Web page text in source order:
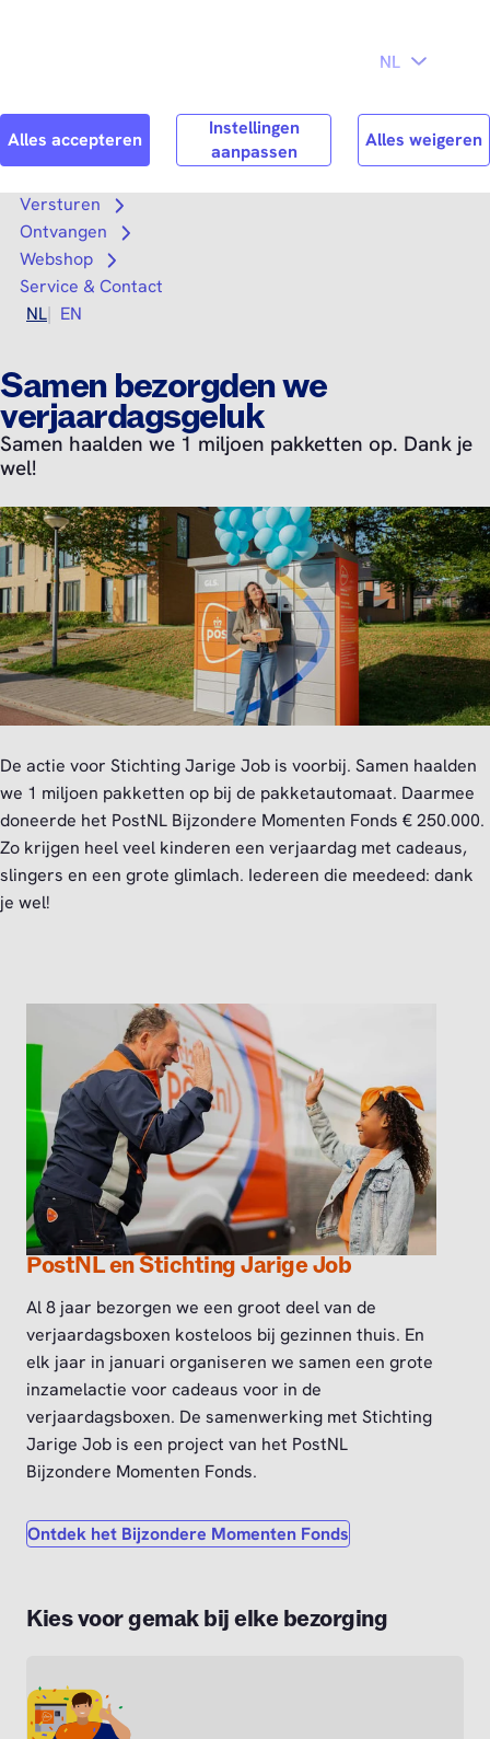
Search Zoek
Versturen
Open submenu
Ontvangen
Open submenu
Webshop
Open submenu
Service & Contact
NL
EN
Samen bezorgden we
verjaardagsgeluk
Samen haalden we 1 miljoen pakketten op. Dank je
wel!
De actie voor Stichting Jarige Job is voorbij. Samen haalden
we 1 miljoen pakketten op bij de pakketautomaat. Daarmee
doneerde het PostNL Bijzondere Momenten Fonds € 250.000.
Zo krijgen heel veel kinderen een verjaardag met cadeaus,
slingers en een grote glimlach. Iedereen die meedeed: dank
je wel!
PostNL en Stichting Jarige Job
Al 8 jaar bezorgen we een groot deel van de
verjaardagsboxen kosteloos bij gezinnen thuis. En
elk jaar in januari organiseren we samen een grote
inzamelactie voor cadeaus voor in de
verjaardagsboxen. De samenwerking met Stichting
Jarige Job is een project van het PostNL
Bijzondere Momenten Fonds.
Ontdek het Bijzondere Momenten Fonds
Kies voor gemak bij elke bezorging